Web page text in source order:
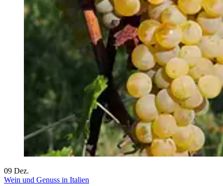
09 Dez.
Wein und Genuss in Italien